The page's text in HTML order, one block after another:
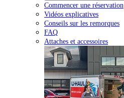
Commencer une réservation
Vidéos explicatives
Conseils sur les remorques
FAQ
Attaches et accessoires